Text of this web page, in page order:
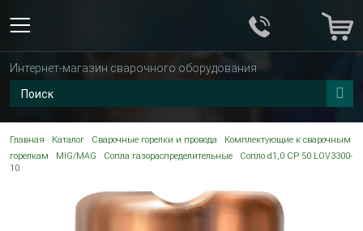
Интернет-магазин сварочного оборудования
Главная Каталог Сварочные горелки и провода
Комплектующие к сварочным
горелкам
MIG/MAG Сопла газораспределительные
Сопло d1,0 CP 50 LOV3300-
10